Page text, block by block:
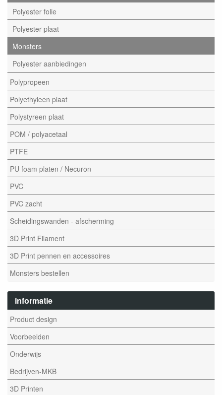
Polyester folie
Polyester plaat
Monsters
Polyester aanbiedingen
Polypropeen
Polyethyleen plaat
Polystyreen plaat
POM / polyacetaal
PTFE
PU foam platen / Necuron
PVC
PVC zacht
Scheidingswanden - afscherming
3D Print Filament
3D Print pennen en accessoires
Monsters bestellen
informatie
Product design
Voorbeelden
Onderwijs
Bedrijven-MKB
3D Printen